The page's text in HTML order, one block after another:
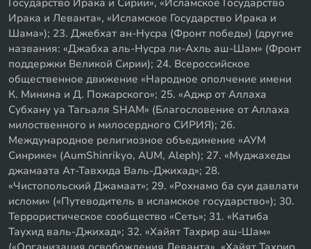
Государство Ирака и Сирии», «Исламское Государство
Ирака и Леванта», «Исламское Государство Ирака и
Шама»); 23. Джебхат ан-Нусра (Фронт победы) (другие
названия: «Джабха аль-Нусра ли-Ахль аш-Шам» (Фронт
поддержки Великой Сирии); 24. Всероссийское
общественное движение «Народное ополчение имени
К. Минина и Д. Пожарского»; 25. «Аджр от Аллаха
Субхану уа Тагьаля SHAM» (Благословение от Аллаха
милоственного и милосердного СИРИЯ); 26.
Международное религиозное объединение «АУМ
Синрике» (AumShinrikyo, AUM, Aleph); 27. «Муджахеды
джамаата Ат-Тавхида Валь-Джихад»; 28.
«Чистопольский Джамаат»; 29. «Рохнамо ба суи давлати
исломи» («Путеводитель в исламское государство»); 30.
Террористическое сообщество «Сеть»; 31. «Катиба
Таухид валь-Джихад»; 32. «Хайят Тахрир аш-Шам»